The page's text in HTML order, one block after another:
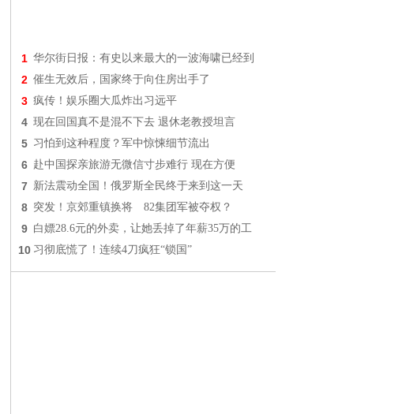
1 华尔街日报：有史以来最大的一波海啸已经到
2 催生无效后，国家终于向住房出手了
3 疯传！娱乐圈大瓜炸出习远平
4 现在回国真不是混不下去 退休老教授坦言
5 习怕到这种程度？军中惊悚细节流出
6 赴中国探亲旅游无微信寸步难行 现在方便
7 新法震动全国！俄罗斯全民终于来到这一天
8 突发！京郊重镇换将 82集团军被夺权？
9 白嫖28.6元的外卖，让她丢掉了年薪35万的工
10 习彻底慌了！连续4刀疯狂“锁国”